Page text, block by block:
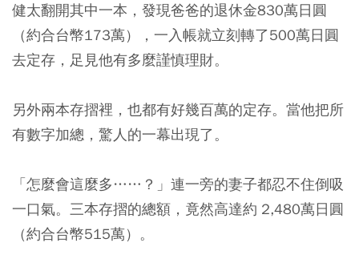
健太翻開其中一本，發現爸爸的退休金830萬日圓
（約合台幣173萬），一入帳就立刻轉了500萬日圓
去定存，足見他有多麼謹慎理財。
另外兩本存摺裡，也都有好幾百萬的定存。當他把所
有數字加總，驚人的一幕出現了。
「怎麼會這麼多……？」連一旁的妻子都忍不住倒吸
一口氣。三本存摺的總額，竟然高達約 2,480萬日圓
（約合台幣515萬）。